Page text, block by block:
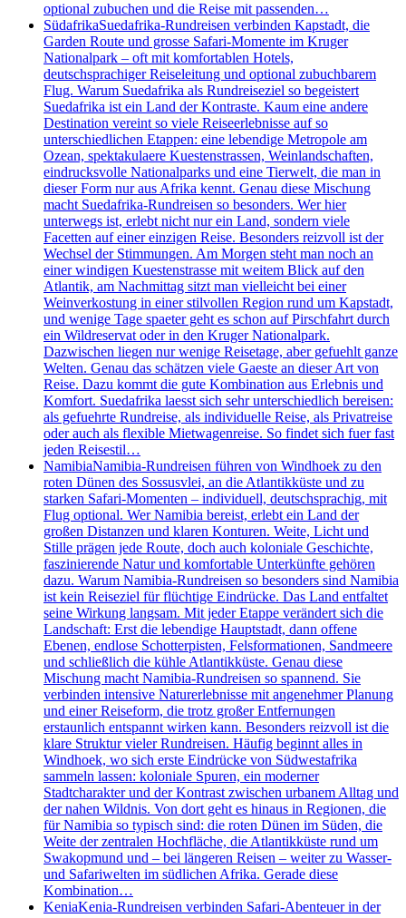
optional zubuchen und die Reise mit passenden…
SüdafrikaSuedafrika-Rundreisen verbinden Kapstadt, die
Garden Route und grosse Safari-Momente im Kruger
Nationalpark – oft mit komfortablen Hotels,
deutschsprachiger Reiseleitung und optional zubuchbarem
Flug. Warum Suedafrika als Rundreiseziel so begeistert
Suedafrika ist ein Land der Kontraste. Kaum eine andere
Destination vereint so viele Reiseerlebnisse auf so
unterschiedlichen Etappen: eine lebendige Metropole am
Ozean, spektakulaere Kuestenstrassen, Weinlandschaften,
eindrucksvolle Nationalparks und eine Tierwelt, die man in
dieser Form nur aus Afrika kennt. Genau diese Mischung
macht Suedafrika-Rundreisen so besonders. Wer hier
unterwegs ist, erlebt nicht nur ein Land, sondern viele
Facetten auf einer einzigen Reise. Besonders reizvoll ist der
Wechsel der Stimmungen. Am Morgen steht man noch an
einer windigen Kuestenstrasse mit weitem Blick auf den
Atlantik, am Nachmittag sitzt man vielleicht bei einer
Weinverkostung in einer stilvollen Region rund um Kapstadt,
und wenige Tage spaeter geht es schon auf Pirschfahrt durch
ein Wildreservat oder in den Kruger Nationalpark.
Dazwischen liegen nur wenige Reisetage, aber gefuehlt ganze
Welten. Genau das schätzen viele Gaeste an dieser Art von
Reise. Dazu kommt die gute Kombination aus Erlebnis und
Komfort. Suedafrika laesst sich sehr unterschiedlich bereisen:
als gefuehrte Rundreise, als individuelle Reise, als Privatreise
oder auch als flexible Mietwagenreise. So findet sich fuer fast
jeden Reisestil…
NamibiaNamibia-Rundreisen führen von Windhoek zu den
roten Dünen des Sossusvlei, an die Atlantikküste und zu
starken Safari-Momenten – individuell, deutschsprachig, mit
Flug optional. Wer Namibia bereist, erlebt ein Land der
großen Distanzen und klaren Konturen. Weite, Licht und
Stille prägen jede Route, doch auch koloniale Geschichte,
faszinierende Natur und komfortable Unterkünfte gehören
dazu. Warum Namibia-Rundreisen so besonders sind Namibia
ist kein Reiseziel für flüchtige Eindrücke. Das Land entfaltet
seine Wirkung langsam. Mit jeder Etappe verändert sich die
Landschaft: Erst die lebendige Hauptstadt, dann offene
Ebenen, endlose Schotterpisten, Felsformationen, Sandmeere
und schließlich die kühle Atlantikküste. Genau diese
Mischung macht Namibia-Rundreisen so spannend. Sie
verbinden intensive Naturerlebnisse mit angenehmer Planung
und einer Reiseform, die trotz großer Entfernungen
erstaunlich entspannt wirken kann. Besonders reizvoll ist die
klare Struktur vieler Rundreisen. Häufig beginnt alles in
Windhoek, wo sich erste Eindrücke von Südwestafrika
sammeln lassen: koloniale Spuren, ein moderner
Stadtcharakter und der Kontrast zwischen urbanem Alltag und
der nahen Wildnis. Von dort geht es hinaus in Regionen, die
für Namibia so typisch sind: die roten Dünen im Süden, die
Weite der zentralen Hochfläche, die Atlantikküste rund um
Swakopmund und – bei längeren Reisen – weiter zu Wasser-
und Safariwelten im südlichen Afrika. Gerade diese
Kombination…
KeniaKenia-Rundreisen verbinden Safari-Abenteuer in der